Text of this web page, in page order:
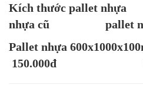
Kích thước
nhựa cũ pallet
Pallet nhựa
150.000đ